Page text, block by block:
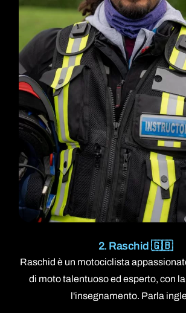
2. Raschid 🇬🇧
Raschid è un motociclista
di moto talentuoso ed esperto, con
l'insegnamento. Parla